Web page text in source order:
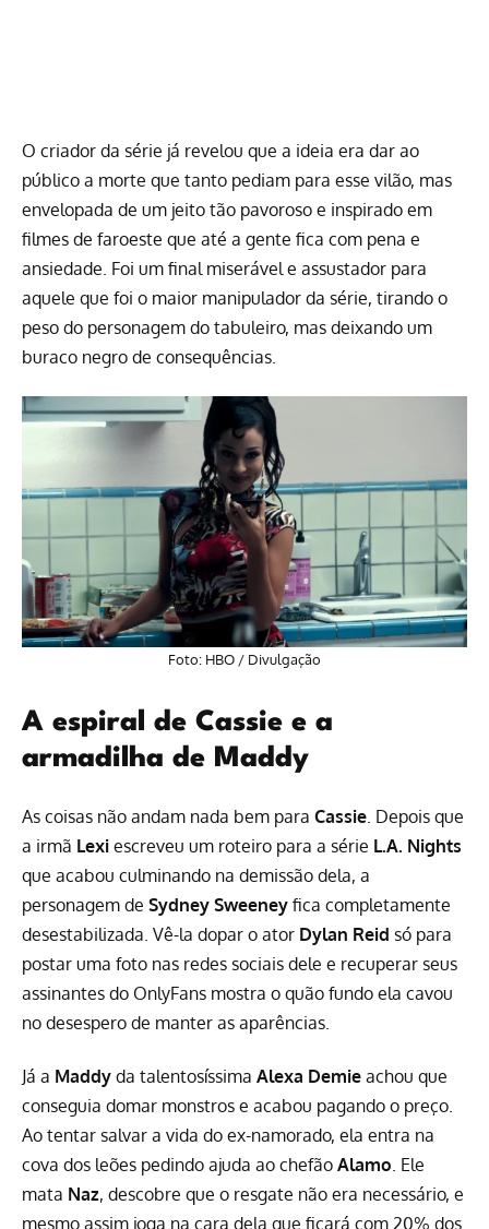
O criador da série já revelou que a ideia era dar ao
público a morte que tanto pediam para esse vilão, mas
envelopada de um jeito tão pavoroso e inspirado em
filmes de faroeste que até a gente fica com pena e
ansiedade. Foi um final miserável e assustador para
aquele que foi o maior manipulador da série, tirando o
peso do personagem do tabuleiro, mas deixando um
buraco negro de consequências.
Foto: HBO / Divulgação
A espiral de Cassie e a
armadilha de Maddy
As coisas não andam nada bem para Cassie. Depois que
a irmã Lexi escreveu um roteiro para a série L.A. Nights
que acabou culminando na demissão dela, a
personagem de Sydney Sweeney fica completamente
desestabilizada. Vê-la dopar o ator Dylan Reid só para
postar uma foto nas redes sociais dele e recuperar seus
assinantes do OnlyFans mostra o quão fundo ela cavou
no desespero de manter as aparências.
Já a Maddy da talentosíssima Alexa Demie achou que
conseguia domar monstros e acabou pagando o preço.
Ao tentar salvar a vida do ex-namorado, ela entra na
cova dos leões pedindo ajuda ao chefão Alamo. Ele
mata Naz, descobre que o resgate não era necessário, e
mesmo assim joga na cara dela que ficará com 20% dos